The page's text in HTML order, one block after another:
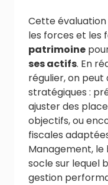
Cette
les forces et les
patrimoine
ses actifs. En
régulier, on peut
stratégiques :
ajuster des
objectifs, ou
fiscales
Management,
socle sur lequel
gestion